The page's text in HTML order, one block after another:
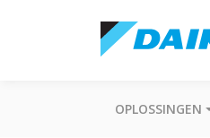
OPLOSSINGEN